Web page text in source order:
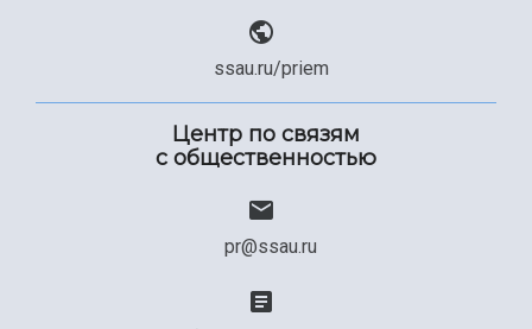
ssau.ru/priem
Центр по связям
с общественностью
pr@ssau.ru